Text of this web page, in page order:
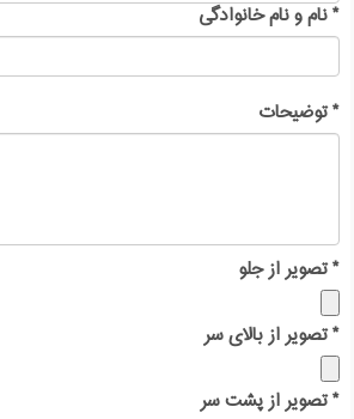
*نام و نام خانوادگی
*توضیحات
*تصویر از جلو
*تصویر از بالای سر
*تصویر از پشت سر